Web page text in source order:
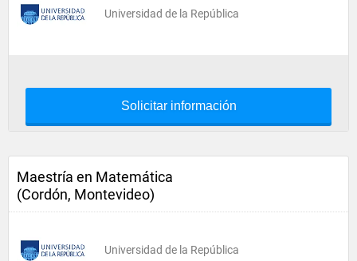
Universidad de la República
Solicitar información
Maestría en Matemática
(Cordón, Montevideo)
Universidad de la República